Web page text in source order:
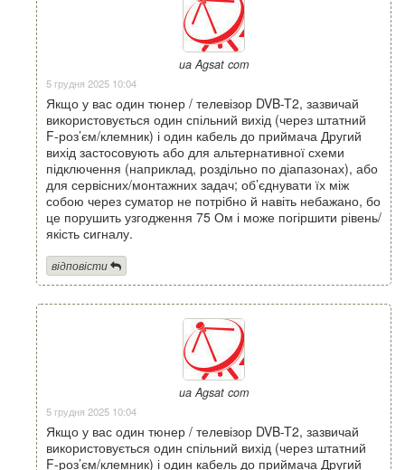
ua Agsat com
5 грудня 2025 10:04
Якщо у вас один тюнер / телевізор DVB-T2, зазвичай
використовується один спільний вихід (через штатний
F-роз’єм/клемник) і один кабель до приймача Другий
вихід застосовують або для альтернативної схеми
підключення (наприклад, роздільно по діапазонах), або
для сервісних/монтажних задач; об’єднувати їх між
собою через суматор не потрібно й навіть небажано, бо
це порушить узгодження 75 Ом і може погіршити рівень/
якість сигналу.
відповісти
ua Agsat com
5 грудня 2025 10:04
Якщо у вас один тюнер / телевізор DVB-T2, зазвичай
використовується один спільний вихід (через штатний
F-роз’єм/клемник) і один кабель до приймача Другий